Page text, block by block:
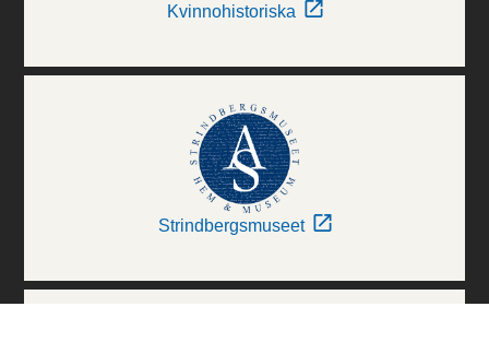
Kvinnohistoriska
Strindbergsmuseet